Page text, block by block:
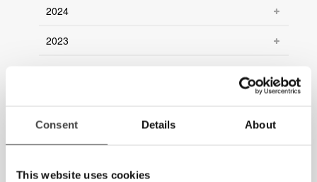
Consent Details About
This website uses cookies
2024
2023
2020